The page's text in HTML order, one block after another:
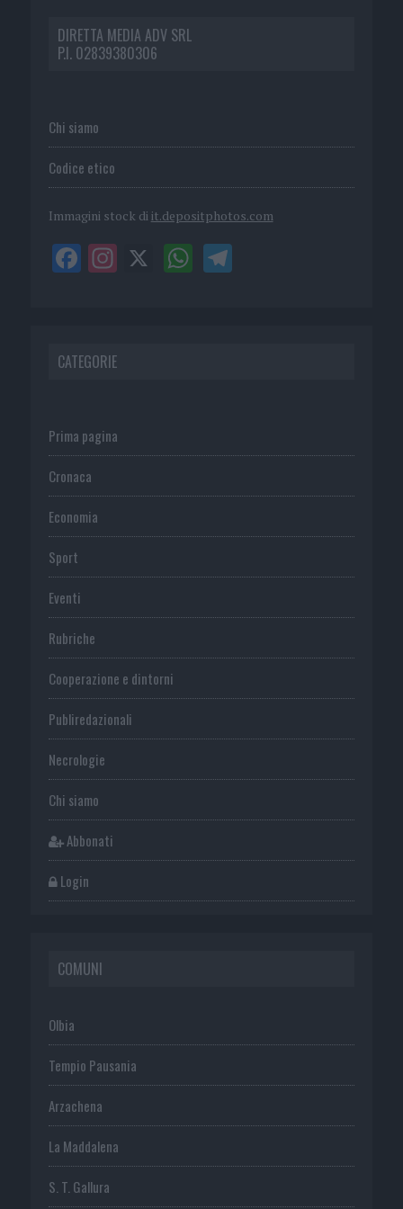
DIRETTA MEDIA ADV SRL
P.I. 02839380306
Chi siamo
Codice etico
Immagini stock di it.depositphotos.com
CATEGORIE
Prima pagina
Cronaca
Economia
Sport
Eventi
Rubriche
Cooperazione e dintorni
Publiredazionali
Necrologie
Chi siamo
Abbonati
Login
COMUNI
Olbia
Tempio Pausania
Arzachena
La Maddalena
S. T. Gallura